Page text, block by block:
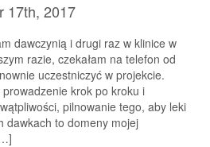
17th, 2017
dawczynią i drugi raz w klinice w
razie, czekałam na telefon od
uczestniczyć w projekcie.
krok po kroku i
pilnowanie tego, aby leki
dawkach to domeny mojej